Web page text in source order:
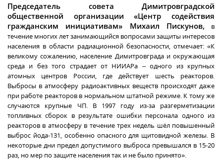
Председатель совета Димитровградской
общественной организации «Центр содействия
гражданским инициативам» Михаил Пискунов, в
течение многих лет занимающийся вопросами защиты интересов
населения в области радиационной безопасности, отмечает: «К
великому сожалению, население Димитровграда и окружающая
среда и без того страдает от НИИАРа – одного из крупных
атомных центров России, где действует шесть реакторов.
Выбросы в атмосферу радиоактивных веществ происходят даже
при работе реакторов в нормальном штатной режиме. К тому же
случаются крупные ЧП. В 1997 году из-за разгерметизации
топливных сборок в результате ошибки персонала одного из
реакторов в атмосферу в течение трех недель шёл повышенный
выброс йода-131, особенно опасного для щитовидной железы. В
некоторые дни предел допустимого выброса превышался в 15-20
раз, но мер по защите населения так и не было принято».